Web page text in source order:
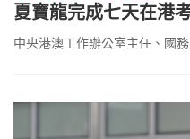
夏寶龍完成七天在港
中央港澳工作辦公室主任、國務